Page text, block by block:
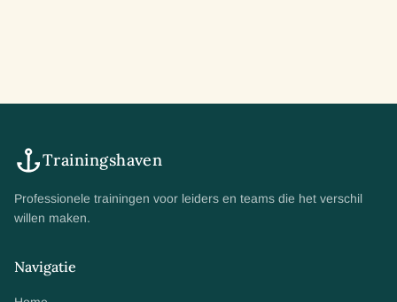
Trainingshaven
Professionele trainingen voor leiders en teams die het verschil
willen maken.
Navigatie